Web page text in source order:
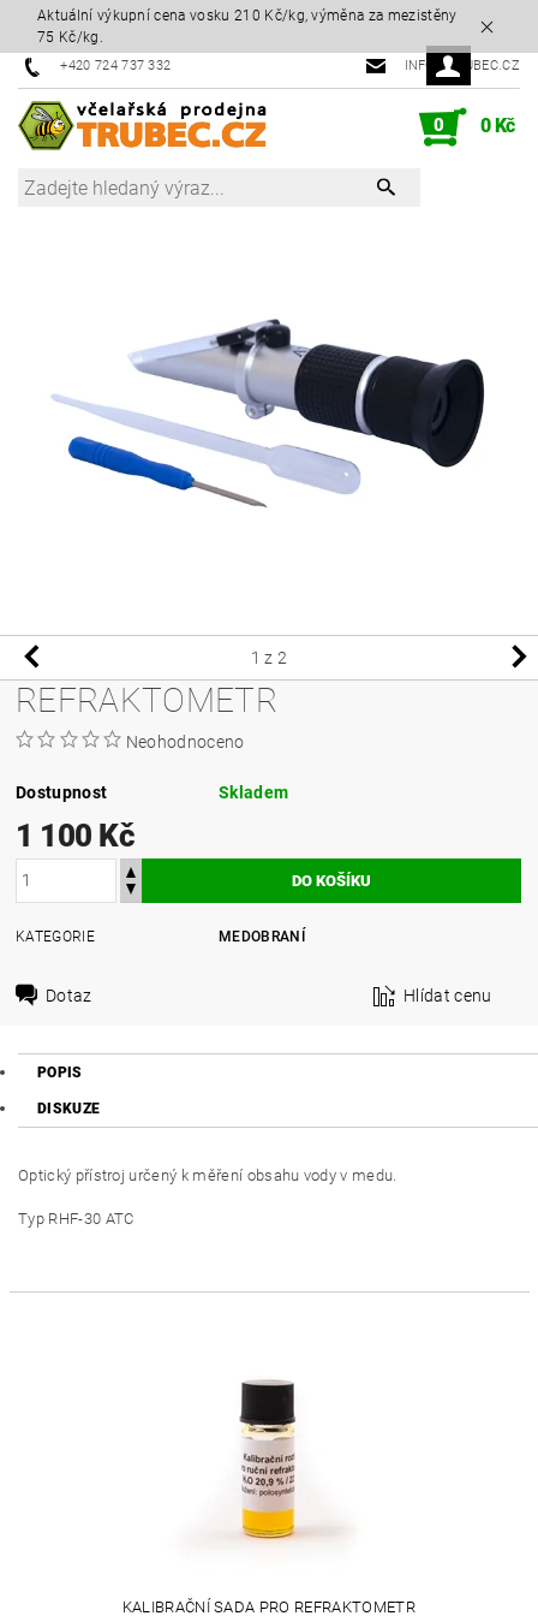
Aktuální výkupní cena vosku 210 Kč/kg, výměna za mezistěny
75 Kč/kg.
+420 724 737 332 INFO@TRUBEC.CZ
0 0 Kč
1 z 2
REFRAKTOMETR
Neohodnoceno
Dostupnost Skladem
1 100 Kč
KATEGORIE MEDOBRANÍ
Dotaz Hlídat cenu
POPIS
DISKUZE
Optický přístroj určený k měření obsahu vody v medu.
Typ RHF-30 ATC
KALIBRAČNÍ SADA PRO REFRAKTOMETR